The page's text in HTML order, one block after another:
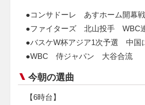
●コンサドーレ あすホーム開幕戦
●ファイターズ 北山投手 WBC
●バスケW杯アジア1次予選 中国
●WBC 侍ジャパン 大谷合流
今朝の選曲
【6時台】